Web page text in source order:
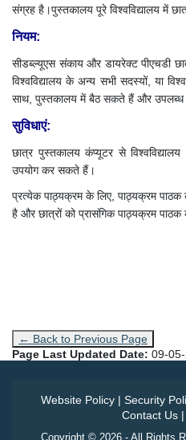
संग्रह है।पुस्तकालय पूरे विश्वविद्यालय में
नियम:
सीडब्ल्यूएस संकाय और डायरेक्ट पीएचडी
विश्वविद्यालय के अन्य सभी सदस्यों, या
साथ, पुस्तकालय में बैठ सकते हैं और उपलब्ध
सुविधाएं:
छात्र पुस्तकालय कंप्यूटर से
उपयोग कर सकते हैं।
प्रत्येक पाठ्यक्रम के लिए, पाठ्यक्रम पाठक
है और छात्रों को प्रासंगिक पाठ्यक्रम
← Back to Previous Page
Page Last Updated Date: 09-
Website Policy | Security
Contact Us|
Copyright © 2026 - All Rights